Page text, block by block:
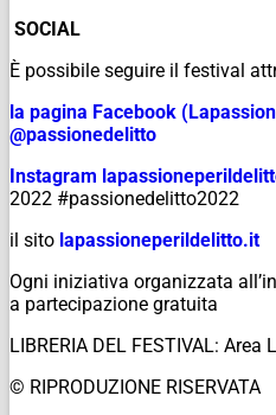
SOCIAL
È possibile seguire il festival
la pagina Facebook
@passionedelitto
Instagram
2022 #passionedelitto2022
il sito lapassioneperildelitto.it
Ogni iniziativa organizzata
a partecipazione gratuita
LIBRERIA DEL FESTIVAL: Area
© RIPRODUZIONE RISERVATA